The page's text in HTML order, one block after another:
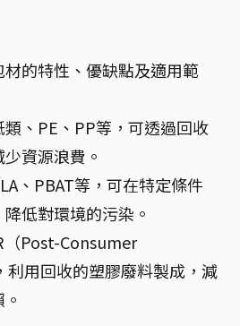
的特性、優缺點及適用範
類、PE、PP等，可透過回收
資源浪費。
、PBAT等，可在特定條件
低對環境的污染。
（Post-Consumer
利用回收的塑膠廢料製成，減